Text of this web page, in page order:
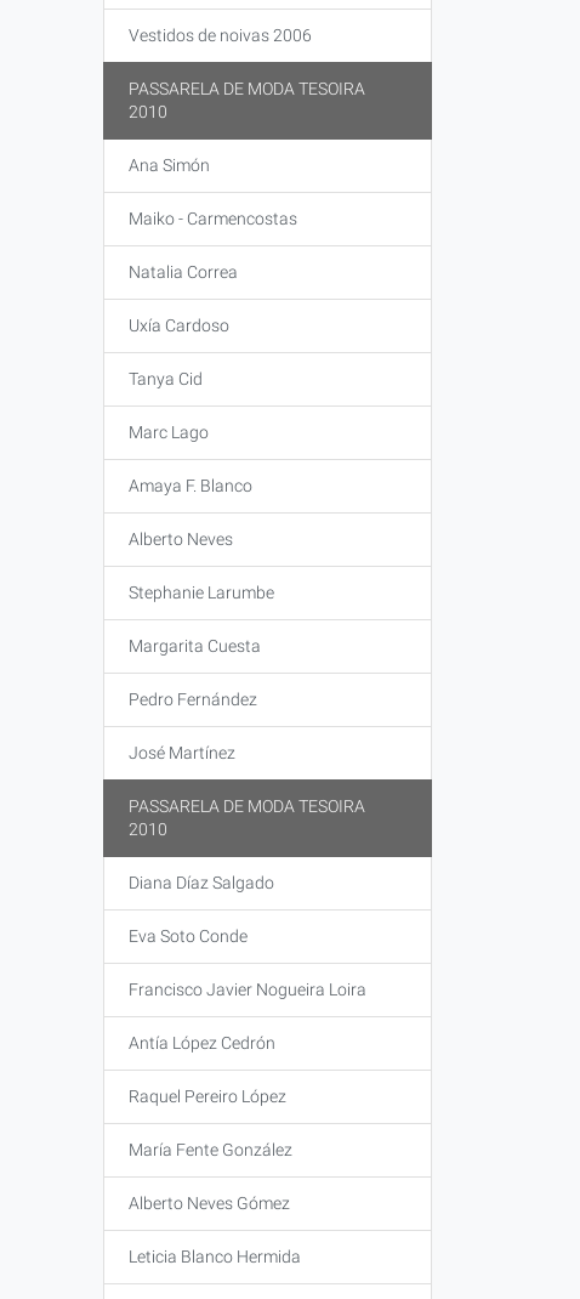
Vestidos de noivas 2006
PASSARELA DE MODA TESOIRA
2010
Ana Simón
Maiko - Carmencostas
Natalia Correa
Uxía Cardoso
Tanya Cid
Marc Lago
Amaya F. Blanco
Alberto Neves
Stephanie Larumbe
Margarita Cuesta
Pedro Fernández
José Martínez
PASSARELA DE MODA TESOIRA
2010
Diana Díaz Salgado
Eva Soto Conde
Francisco Javier Nogueira Loira
Antía López Cedrón
Raquel Pereiro López
María Fente González
Alberto Neves Gómez
Leticia Blanco Hermida